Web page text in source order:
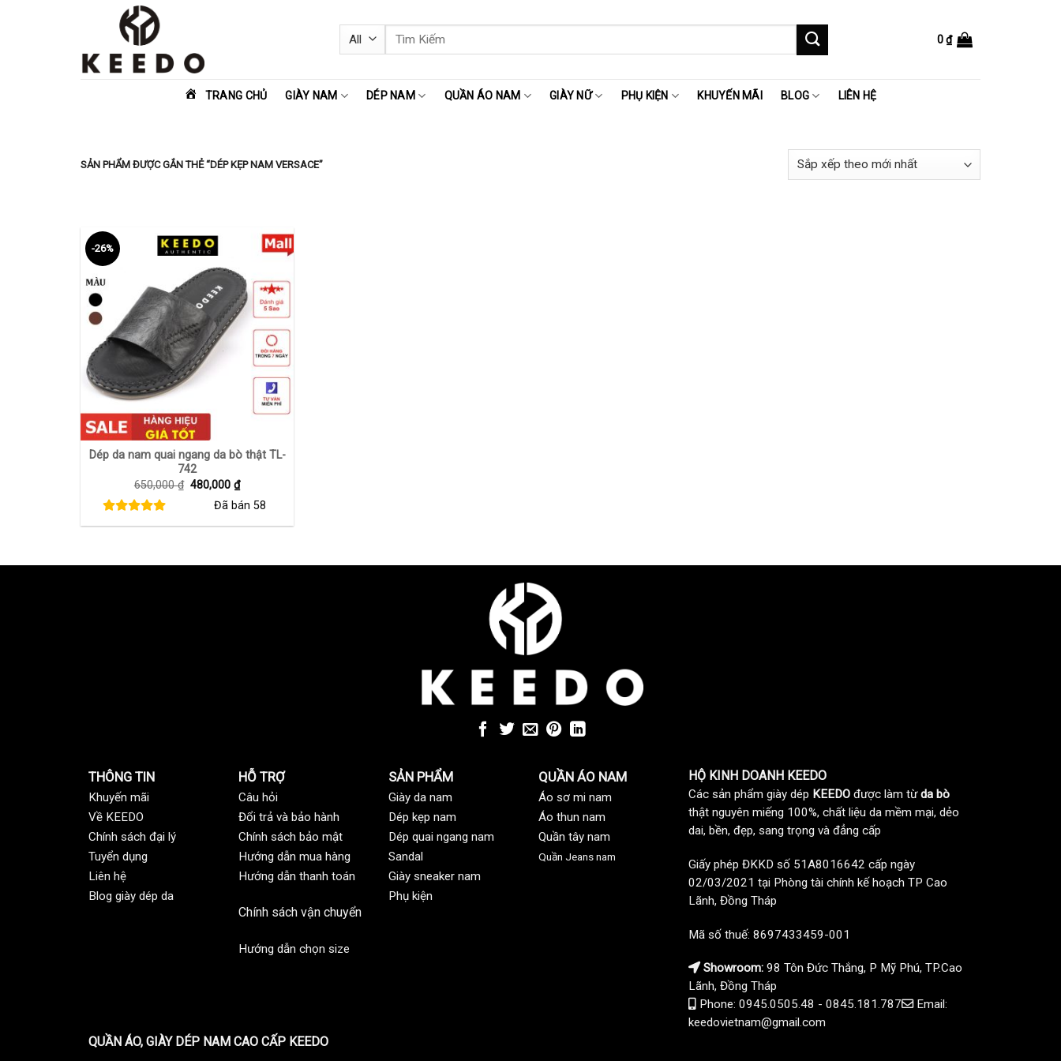
Tìm
kiếm:
0₫
TRANG CHỦ GIÀY NAM DÉP NAM QUẦN ÁO NAM GIÀY NỮ PHỤ KIỆN KHUYẾN MÃI BLOG LIÊN HỆ
SẢN PHẨM ĐƯỢC GẮN THẺ “DÉP KẸP NAM VERSACE”
-26%
+
Dép da nam quai ngang da bò thật TL-
742
650,000₫ Giá
480,000₫Giá
hiện
tại
480,000 ₫.
Đã bán 58
THÔNG TIN
Khuyến mãi
Về KEEDO
Chính sách đại lý
Tuyển dụng
Liên hệ
Blog giày dép da
HỖ TRỢ
Câu hỏi
Đổi trả và bảo hành
Chính sách bảo mật
Hướng dẫn mua hàng
Hướng dẫn thanh toán
Chính sách vận chuyển
Hướng dẫn chọn size
SẢN PHẨM
Giày da nam
Dép kẹp nam
Dép quai ngang nam
Sandal
Giày sneaker nam
Phụ kiện
QUẦN ÁO NAM
Áo sơ mi nam
Áo thun nam
Quần tây nam
Quần Jeans nam
HỘ KINH DOANH KEEDO
Các sản phẩm giày dép KEEDO được làm từda bò
thật nguyên miếng 100%, chất liệu da mềm mại, dẻo
dai, bền, đẹp, sang trọng và đẳng cấp
Giấy phép ĐKKD số 51A8016642 cấp ngày
02/03/2021 tại Phòng tài chính kế hoạch TP Cao
Lãnh, Đồng Tháp
Mã số thuế: 8697433459-001
Showroom: 98 Tôn Đức Thắng, P Mỹ Phú, TP.Cao
Lãnh, Đồng Tháp
Phone: 0945.0505.48 - 0845.181.787
Email:
keedovietnam@gmail.com
QUẦN ÁO, GIÀY DÉP NAM CAO CẤP KEEDO